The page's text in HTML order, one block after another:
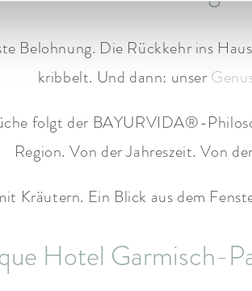
Belohnung. Die Rückkehr ins
kribbelt. Und dann: unser
folgt der BAYURVIDA®-
Region. Von der Jahreszeit. Von
Kräutern. Ein Blick aus dem
Hotel Garmisch-